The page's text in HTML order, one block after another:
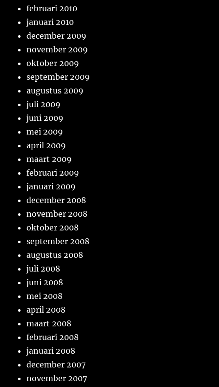
februari 2010
januari 2010
december 2009
november 2009
oktober 2009
september 2009
augustus 2009
juli 2009
juni 2009
mei 2009
april 2009
maart 2009
februari 2009
januari 2009
december 2008
november 2008
oktober 2008
september 2008
augustus 2008
juli 2008
juni 2008
mei 2008
april 2008
maart 2008
februari 2008
januari 2008
december 2007
november 2007